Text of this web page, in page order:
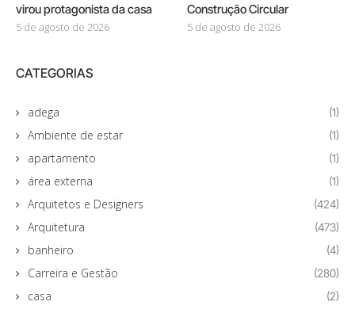
virou protagonista da casa
5 de agosto de 2026
Construção Circular
5 de agosto de 2026
CATEGORIAS
adega (1)
Ambiente de estar (1)
apartamento (1)
área externa (1)
Arquitetos e Designers (424)
Arquitetura (473)
banheiro (4)
Carreira e Gestão (280)
casa (2)